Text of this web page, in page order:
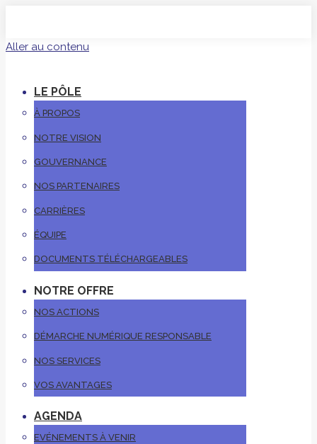
Aller au contenu
LE PÔLE
À PROPOS
NOTRE VISION
GOUVERNANCE
NOS PARTENAIRES
CARRIÈRES
ÉQUIPE
DOCUMENTS TÉLÉCHARGEABLES
NOTRE OFFRE
NOS ACTIONS
DÉMARCHE NUMÉRIQUE RESPONSABLE
NOS SERVICES
VOS AVANTAGES
AGENDA
EVÉNEMENTS À VENIR